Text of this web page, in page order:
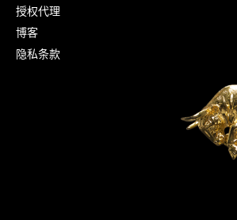
授权代理
博客
隐私条款